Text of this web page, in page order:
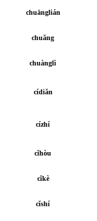
chuānglián
chuǎng
chuànglì
cídiǎn
cízhí
cǐhòu
cǐkè
cǐshí